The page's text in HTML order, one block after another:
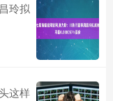
玲拟
这样